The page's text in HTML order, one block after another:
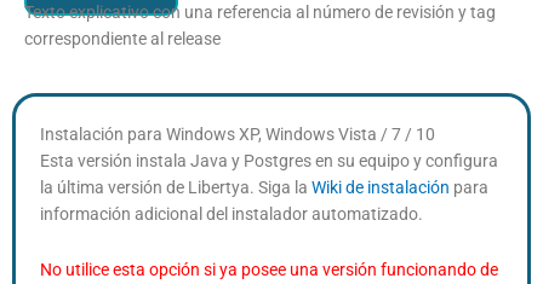
Texto explicativo con una referencia al número de revisión y tag
correspondiente al release
Instalación para Windows XP, Windows Vista / 7 / 10
Esta versión instala Java y Postgres en su equipo y configura
la última versión de Libertya. Siga la Wiki de instalación para
información adicional del instalador automatizado.
No utilice esta opción si ya posee una versión funcionando de